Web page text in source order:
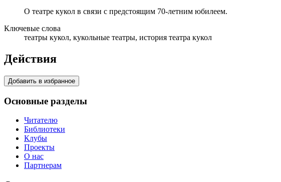
О театре кукол в связи с предстоящим 70-летним юбилеем.
Ключевые слова
театры кукол, кукольные театры, история театра кукол
Действия
Добавить в избранное
Основные разделы
Читателю
Библиотеки
Клубы
Проекты
О нас
Партнерам